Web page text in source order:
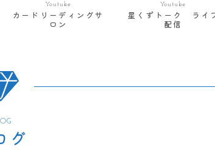
Youtube
カードリーディングサ
ロン
Youtube
星くずトーク ライ
配信
グ